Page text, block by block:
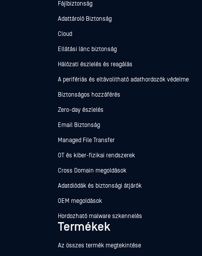
Fájlbiztonság
Adattároló Biztonság
Cloud
Ellátási lánc biztonság
Hálózati észlelés és reagálás
A perifériás és eltávolítható adathordozók védelme
Biztonságos hozzáférés
Zero-day észlelés
Email Biztonság
Managed File Transfer
OT és kiber-fizikai rendszerek
Cross Domain megoldások
Adatdiódák és biztonsági átjárók
OEM megoldások
Hordozható malware szkennelés
Termékek
Az összes termék megtekintése